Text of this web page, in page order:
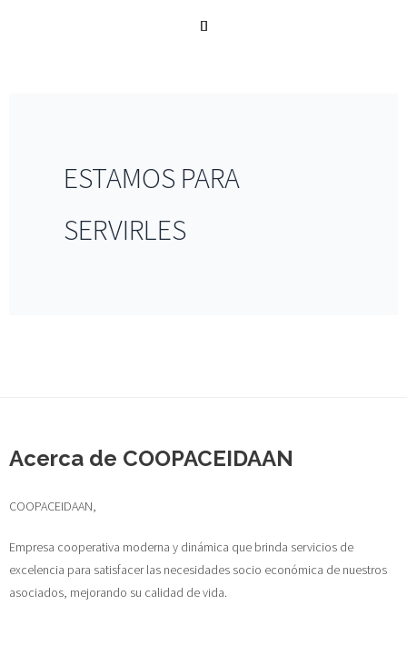
ESTAMOS PARA
SERVIRLES
Acerca de COOPACEIDAAN
COOPACEIDAAN,
Empresa cooperativa moderna y dinámica que brinda servicios de
excelencia para satisfacer las necesidades socio económica de nuestros
asociados, mejorando su calidad de vida.